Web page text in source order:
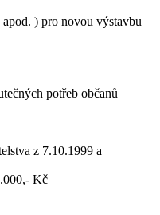
) pro novou výstavbu
potřeb občanů
z 7.10.1999 a
Kč